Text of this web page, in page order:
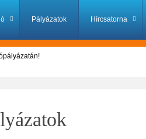
Pályázatok Hírcsatorna